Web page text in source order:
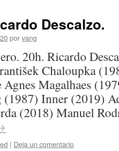
Descalzo.
porvang
20h. Ricardo
Chaloupka
Agnes Magalhaes
Inner (2019)
(2018) Manuel
| Deja un comentario